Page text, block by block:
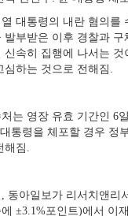
대통령의 내란 혐의를
발부받은 이후 경찰과
신속히 집행에 나서는
심하는 것으로 전해짐.
는 영장 유효 기간인 6
통령을 체포할 경우 정
해짐.
동아일보가 리서치앤리
±3.1%포인트)에서 이